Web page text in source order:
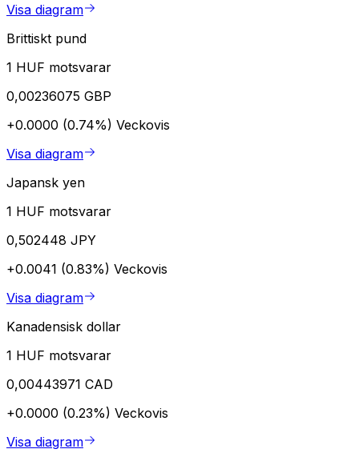
Visa diagram
Brittiskt pund
1 HUF motsvarar
0,00236075 GBP
+0.0000 (0.74%) Veckovis
Visa diagram
Japansk yen
1 HUF motsvarar
0,502448 JPY
+0.0041 (0.83%) Veckovis
Visa diagram
Kanadensisk dollar
1 HUF motsvarar
0,00443971 CAD
+0.0000 (0.23%) Veckovis
Visa diagram